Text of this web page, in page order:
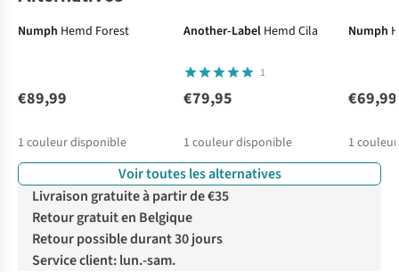
Numph Hemd Forest
€89,99
1 couleur disponible
Another-Label Hemd Cila
1
€79,95
1 couleur disponible
Numph
€69,99
1
Voir toutes les alternatives
Livraison gratuite à partir de €35
Retour gratuit en Belgique
Retour possible durant 30 jours
Service client: lun.-sam.